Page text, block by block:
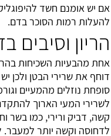
אם יש אומנם חשד
להעלות רמות הסוכר בדם.
הריון וסיבים
אחת מהבעיות השכיחות
דוחף את שרירי הבטן ולכן
סופחת נוזלים מהמעיים
לשרירי המעי הארוך
קשה, דביק ורירי, כמו בשר